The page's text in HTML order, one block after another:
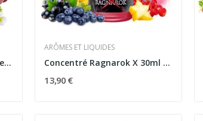
Luna 50ml Ultimate - Arômes et Liquides
ARÔMES ET LIQUIDES
Concentré Ragnarok X 30ml Ultimate - Arômes et...
13,90 €